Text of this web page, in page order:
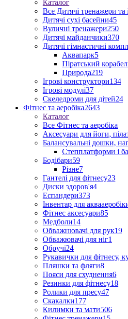
Каталог
Все Дитячі тренажери та
Дитячі сухі басейни45
Вуличні тренажери250
Дитячі майданчики370
Дитячі гімнастичні
Аквапарк5
Піратський
Природа219
Ігрові конструктори134
Ігрові модулі37
Скеледроми для дітей24
Фітнес та аеробіка2643
Каталог
Все Фітнес та аеробіка
Аксесуари для йоги,
Балансувальні дошки,
Степплатформи і
Бодібари59
Різне7
Гантелі для фітнесу23
Диски здоров'я4
Еспандери373
Інвентар для
Фітнес аксесуари85
Медболи14
Обважнювачі для рук19
Обважювачі для ніг1
Обручі24
Рукавички для фітнесу,
Пляшки та фляги8
Пояси для схуднення6
Резинки для фітнесу18
Ролики для пресу47
Скакалки177
Килимки та мати506